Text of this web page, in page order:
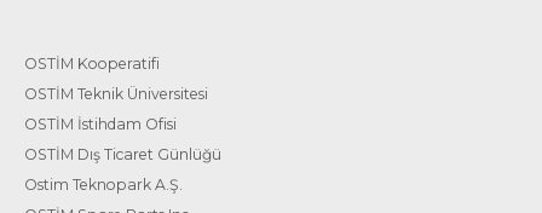
OSTİM Kooperatifi
OSTİM Teknik Üniversitesi
OSTİM İstihdam Ofisi
OSTİM Dış Ticaret Günlüğü
Ostim Teknopark A.Ş.